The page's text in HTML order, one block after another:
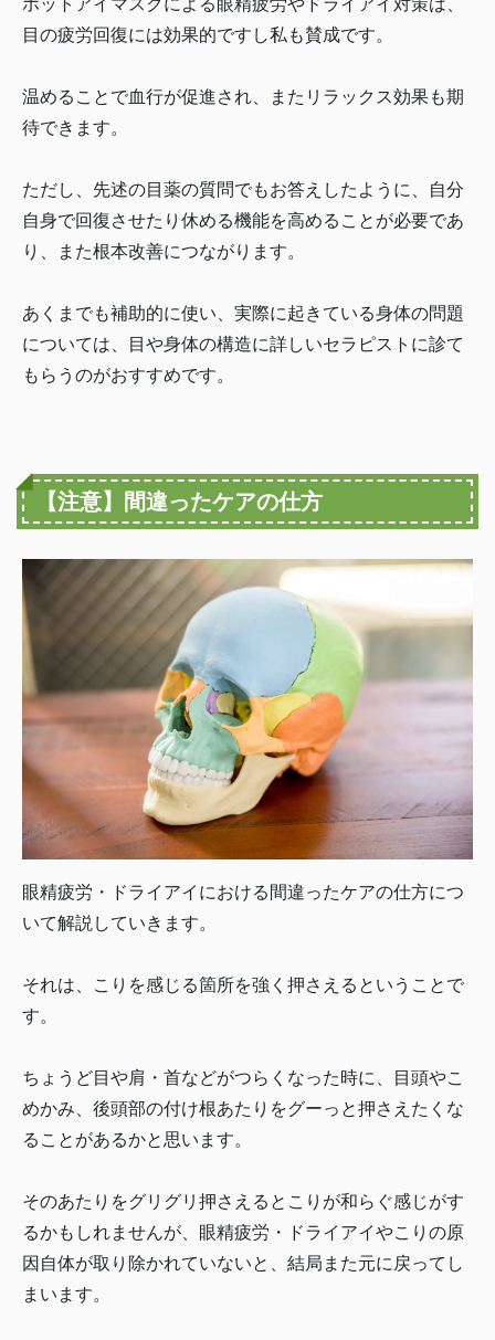
ホットアイマスクによる眼精疲労やドライアイ対策は、
目の疲労回復には効果的ですし私も賛成です。
温めることで血行が促進され、またリラックス効果も期
待できます。
ただし、先述の目薬の質問でもお答えしたように、自分
自身で回復させたり休める機能を高めることが必要であ
り、また根本改善につながります。
あくまでも補助的に使い、実際に起きている身体の問題
については、目や身体の構造に詳しいセラピストに診て
もらうのがおすすめです。
【注意】間違ったケアの仕方
眼精疲労・ドライアイにおける間違ったケアの仕方につ
いて解説していきます。
それは、こりを感じる箇所を強く押さえるということで
す。
ちょうど目や肩・首などがつらくなった時に、目頭やこ
めかみ、後頭部の付け根あたりをグーっと押さえたくな
ることがあるかと思います。
そのあたりをグリグリ押さえるとこりが和らぐ感じがす
るかもしれませんが、眼精疲労・ドライアイやこりの原
因自体が取り除かれていないと、結局また元に戻ってし
まいます。